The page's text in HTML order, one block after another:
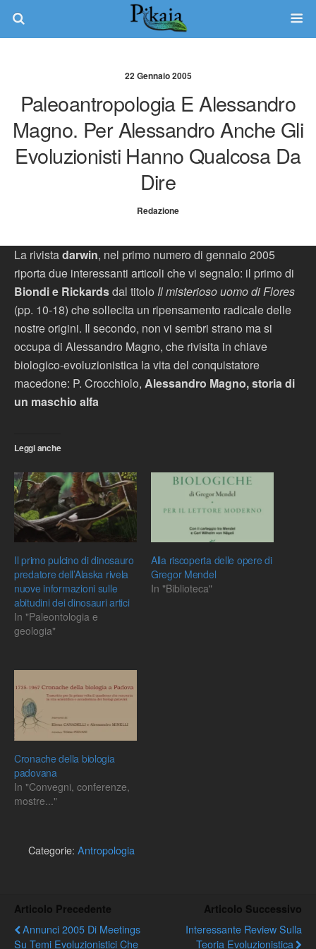
22 Gennaio 2005
Paleoantropologia E Alessandro
Magno. Per Alessandro Anche Gli
Evoluzionisti Hanno Qualcosa Da
Dire
Redazione
La rivistadarwin, nel primo numero di gennaio 2005
riporta due interessanti articoli che vi segnalo: il primo di
Biondi e Rickardsdal titolo Il misterioso uomo di Flores
(pp. 10-18) che sollecita un ripensamento radicale delle
nostre origini. Il secondo, non vi sembri strano ma si
occupa di Alessandro Magno, che rivisita in chiave
biologico-evoluzionistica la vita del conquistatore
macedone: P. Crocchiolo, Alessandro Magno, storia di
un maschio alfa
Leggi anche
Il primo pulcino di dinosauro
predatore dell’Alaska rivela
nuove informazioni sulle
abitudini dei dinosauri artici
In "Paleontologia e
geologia"
Alla riscoperta delle opere di
Gregor Mendel
In "Biblioteca"
Cronache della biologia
padovana
In "Convegni, conferenze,
mostre..."
Categorie: Antropologia
Articolo Precedente
Annunci 2005 Di Meetings
Su Temi Evoluzionistici Che
Articolo Successivo
Interessante Review Sulla
Teoria Evoluzionistica